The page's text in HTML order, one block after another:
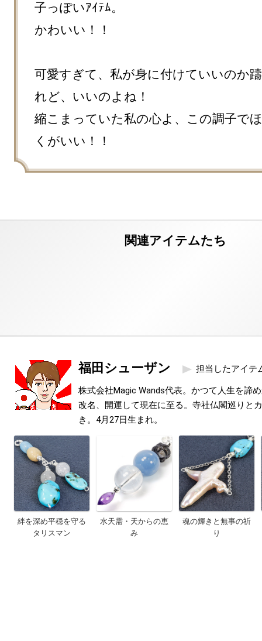
子っぽいｱｲﾃﾑ。
かわいい！！
可愛すぎて、私が身に付けていいのか
れど、いいのよね！
縮こまっていた私の心よ、この調子で
くがいい！！
福田シューザン 担当したアイテ
株式会社Magic Wands代表。かつて人生を諦
改名、開運して現在に至る。寺社仏閣巡りと
き。4月27日生まれ。
絆を深め平穏を守る
タリスマン
水天需・天からの恵
み
魂の輝きと無事の祈
り